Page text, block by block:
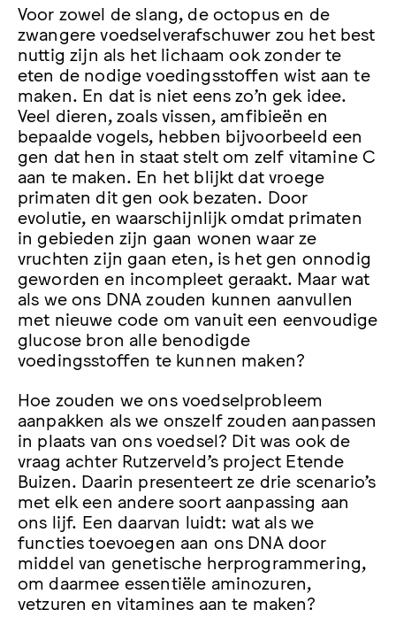
Voor zowel de slang, de octopus en de
zwangere voedselverafschuwer zou het best
nuttig zijn als het lichaam ook zonder te
eten de nodige voedingsstoffen wist aan te
maken. En dat is niet eens zo’n gek idee.
Veel dieren, zoals vissen, amfibieën en
bepaalde vogels, hebben bijvoorbeeld een
gen dat hen in staat stelt om zelf vitamine C
aan te maken. En het blijkt dat vroege
primaten dit gen ook bezaten. Door
evolutie, en waarschijnlijk omdat primaten
in gebieden zijn gaan wonen waar ze
vruchten zijn gaan eten, is het gen onnodig
geworden en incompleet geraakt. Maar wat
als we ons DNA zouden kunnen aanvullen
met nieuwe code om vanuit een eenvoudige
glucose bron alle benodigde
voedingsstoffen te kunnen maken?
Hoe zouden we ons voedselprobleem
aanpakken als we onszelf zouden aanpassen
in plaats van ons voedsel? Dit was ook de
vraag achter Rutzerveld’s project Etende
Buizen. Daarin presenteert ze drie scenario’s
met elk een andere soort aanpassing aan
ons lijf. Een daarvan luidt: wat als we
functies toevoegen aan ons DNA door
middel van genetische herprogrammering,
om daarmee essentiële aminozuren,
vetzuren en vitamines aan te maken?